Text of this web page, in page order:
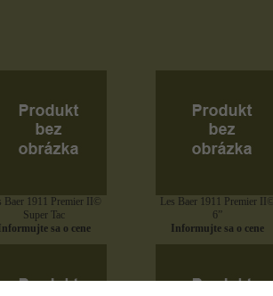
Baer 1911 Premier II©
Super Tac
Informujte sa o cene
Les Baer 1911 Premier II©
6”
Informujte sa o cene